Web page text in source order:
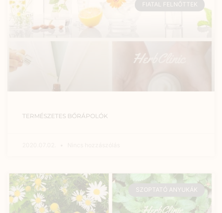
FIATAL FELNŐTTEK
TERMÉSZETES BŐRÁPOLÓK
SZOPTATÓ ANYUKÁK